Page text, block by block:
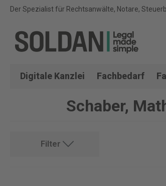
Der Spezialist für Rechtsanwälte, Notare,
Digitale Kanzlei Fachbedarf
Schaber,
Filter